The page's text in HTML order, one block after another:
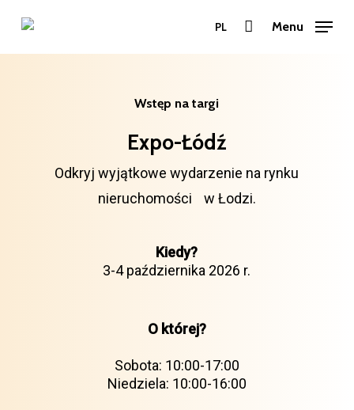
PL Menu
Wstęp na targi
Expo-Łódź
Odkryj wyjątkowe wydarzenie na rynku
nieruchomości w Łodzi.
Kiedy?
3-4 października 2026 r.
O której?
Sobota: 10:00-17:00
Niedziela: 10:00-16:00